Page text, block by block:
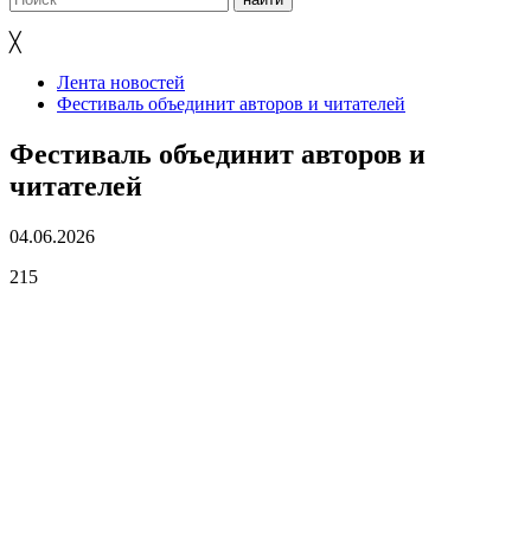
╳
Лента новостей
Фестиваль объединит авторов и читателей
Фестиваль объединит авторов и
читателей
04.06.2026
215